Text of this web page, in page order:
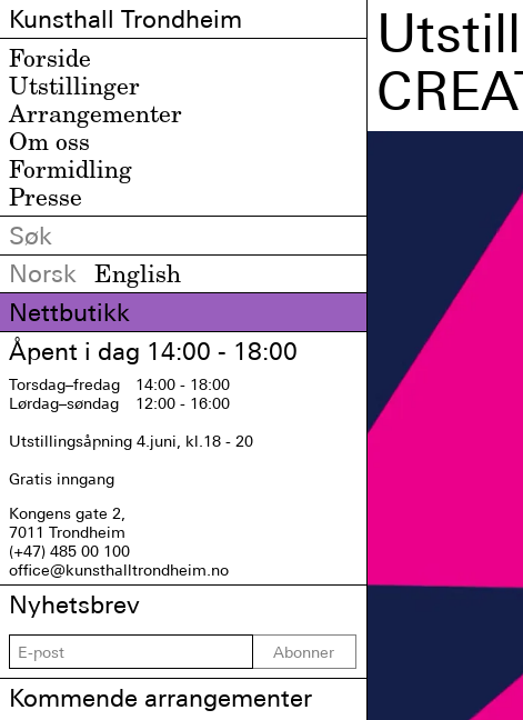
Kunsthall Trondheim
Forside
Utstillinger
Arrangementer
Om oss
Formidling
Presse
Norsk
English
Nettbutikk
Åpent i dag 14:00 - 18:00
Torsdag–fredag
14:00 - 18:00
Lørdag–søndag 12:00 - 16:00
Utstillingsåpning 4.juni, kl.18 - 20
Gratis inngang
Kongens gate 2,
7011 Trondheim
(+47) 485 00 100
office@kunsthalltrondheim.no
Nyhetsbrev
Abonner
Kommende arrangementer